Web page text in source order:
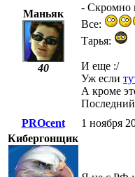
Маньяк
40
- Скромно
Все:
Тарья:
И еще :/
Уж если
А кроме
Последний
PROcent
1 ноября
Кибергонщик